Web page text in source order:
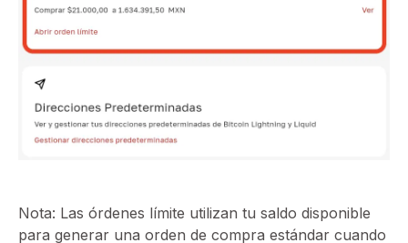
Nota: Las órdenes límite utilizan tu saldo disponible
para generar una orden de compra estándar cuando